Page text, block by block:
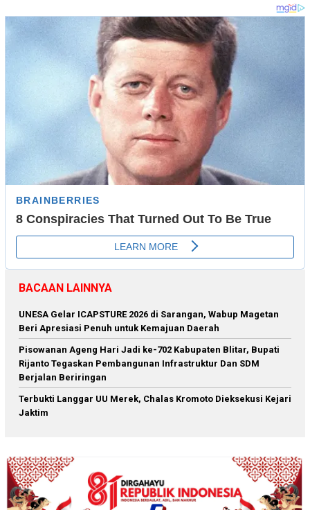
BACAAN LAINNYA
‎UNESA Gelar ICAPSTURE 2026 di Sarangan, Wabup Magetan
Beri Apresiasi Penuh untuk Kemajuan Daerah
Pisowanan Ageng Hari Jadi ke-702 Kabupaten Blitar, Bupati
Rijanto Tegaskan Pembangunan Infrastruktur Dan SDM
Berjalan Beriringan
Terbukti Langgar UU Merek, Chalas Kromoto Dieksekusi Kejari
Jaktim